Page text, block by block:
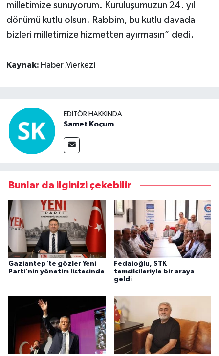
milletimize sunuyorum. Kuruluşumuzun 24. yıl
dönümü kutlu olsun. Rabbim, bu kutlu davada
bizleri milletimize hizmetten ayırmasın” dedi.
Kaynak: Haber Merkezi
EDITÖR HAKKINDA
Samet Koçum
Bunlar da ilginizi çekebilir
Gaziantep'te gözler Yeni
Parti'nin yönetim listesinde
Fedaioğlu, STK
temsilcileriyle bir araya
geldi